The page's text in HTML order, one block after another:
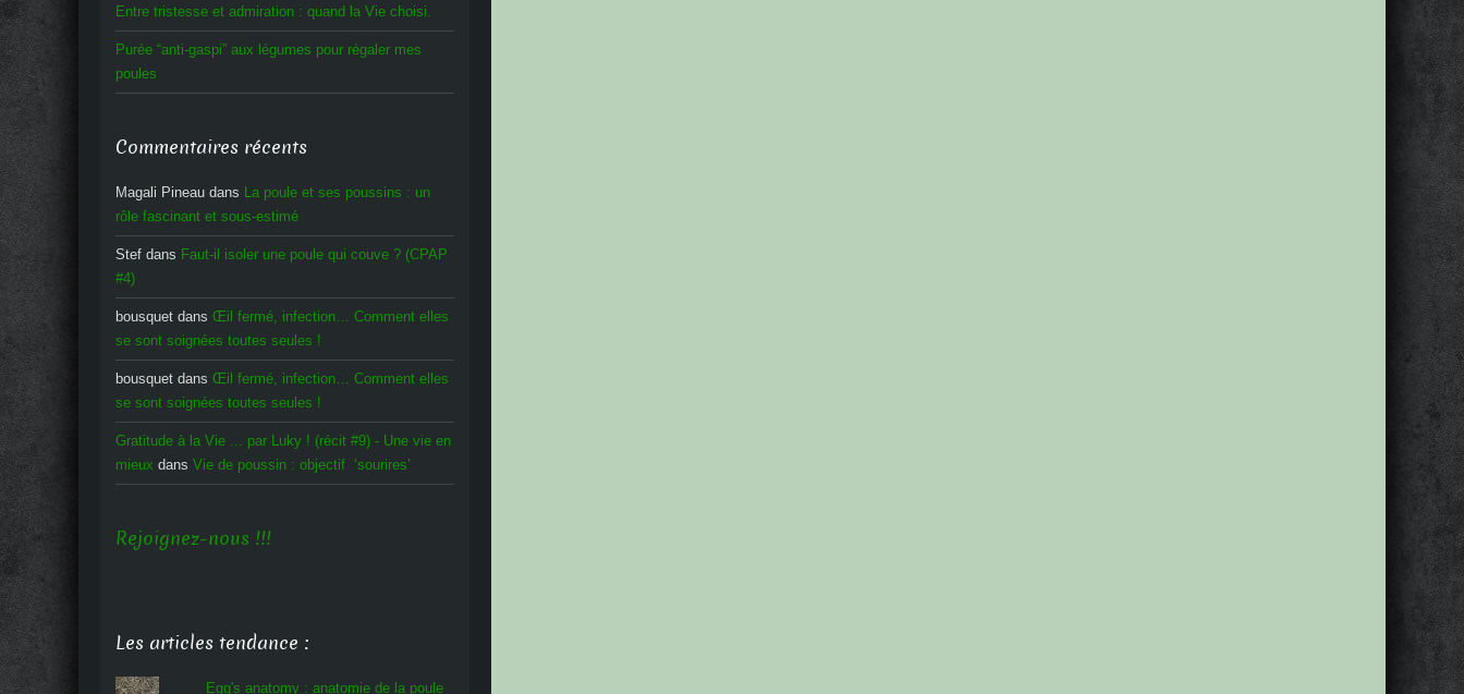
Entre tristesse et admiration : quand la Vie choisi.
Purée “anti-gaspi” aux légumes pour régaler mes
poules
Commentaires récents
Magali Pineau dans La poule et ses poussins : un
rôle fascinant et sous-estimé
Stef dans Faut-il isoler une poule qui couve ? (CPAP
#4)
bousquet dans Œil fermé, infection… Comment elles
se sont soignées toutes seules !
bousquet dans Œil fermé, infection… Comment elles
se sont soignées toutes seules !
Gratitude à la Vie ... par Luky ! (récit #9) - Une vie en
mieux dans Vie de poussin : objectif ‘sourires’
Rejoignez-nous !!!
Les articles tendance :
Egg's anatomy : anatomie de la poule